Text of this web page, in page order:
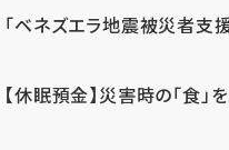
「ベネズエラ地震被災者支
【休眠預金】災害時の「食」